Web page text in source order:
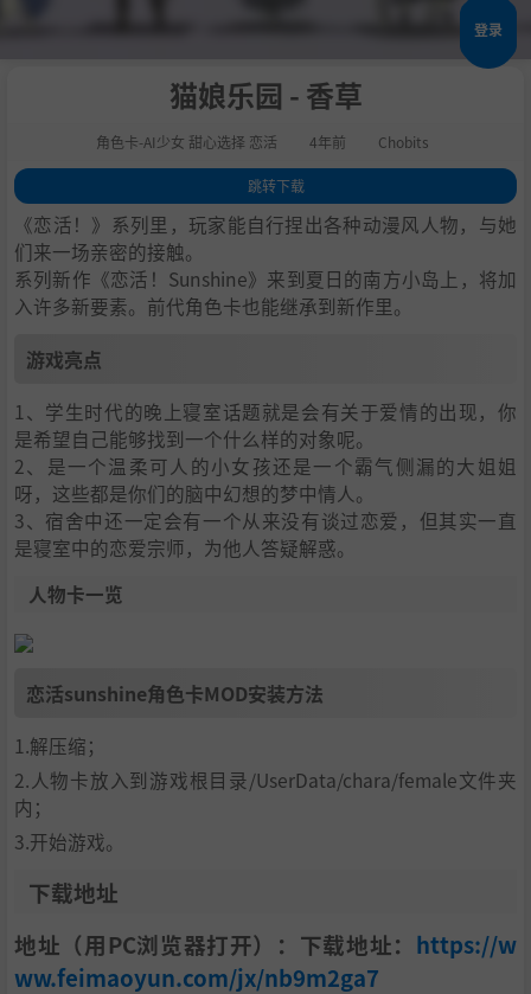
登录
猫娘乐园 - 香草
角色卡-AI少女 甜心选择 恋活 4年前 Chobits
跳转下载
1.游戏亮点
2.人物卡一览
3.恋活sunshine角色卡MOD安装方法
4.下载地址
《恋活！》系列里，玩家能自行捏出各种动漫风人物，与她
们来一场亲密的接触。
系列新作《恋活！Sunshine》来到夏日的南方小岛上，将加
入许多新要素。前代角色卡也能继承到新作里。
游戏亮点
1、学生时代的晚上寝室话题就是会有关于爱情的出现，你
是希望自己能够找到一个什么样的对象呢。
2、是一个温柔可人的小女孩还是一个霸气侧漏的大姐姐
呀，这些都是你们的脑中幻想的梦中情人。
3、宿舍中还一定会有一个从来没有谈过恋爱，但其实一直
是寝室中的恋爱宗师，为他人答疑解惑。
人物卡一览
恋活sunshine角色卡MOD安装方法
1.解压缩；
2.人物卡放入到游戏根目录/UserData/chara/female文件夹
内；
3.开始游戏。
下载地址
地址（用PC浏览器打开）：下载地址： https://w
ww.feimaoyun.com/jx/nb9m2ga7